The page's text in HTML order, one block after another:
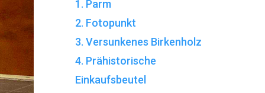
1. Parm
2. Fotopunkt
3. Versunkenes Birkenholz
4. Prähistorische
Einkaufsbeutel